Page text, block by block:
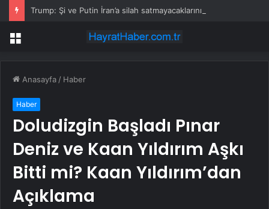
Trump: Şi ve Putin İran’a silah satmayacaklarını söyledi
Menü
Anasayfa / Haber
Haber
Doludizgin Başladı Pınar
Deniz ve Kaan Yıldırım Aşkı
Bitti mi? Kaan Yıldırım’dan
Açıklama